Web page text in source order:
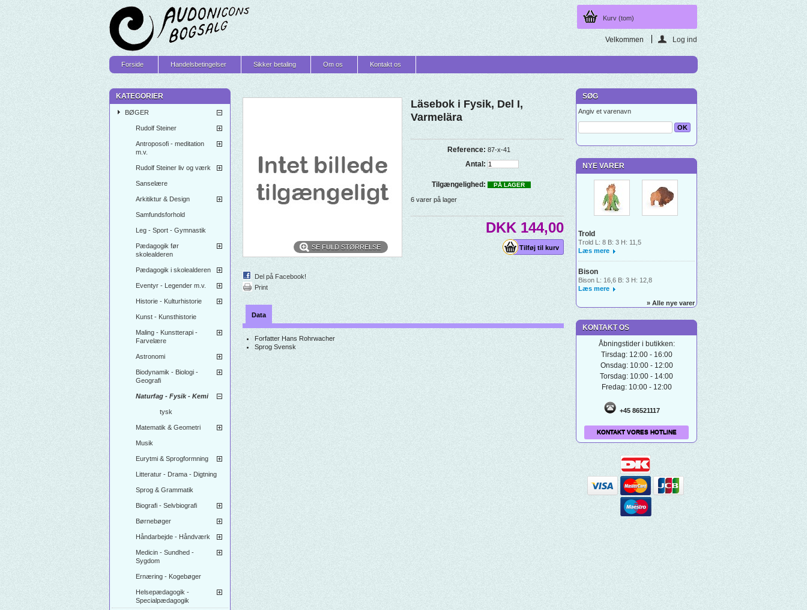
Kurv (tom)
Velkommen Log ind
Forside Handelsbetingelser Sikker betaling Om os Kontakt os
KATEGORIER
BØGER
Rudolf Steiner
Antroposofi - meditation
m.v.
Rudolf Steiner liv og værk
Sanselære
Arkitiktur & Design
Samfundsforhold
Leg - Sport - Gymnastik
Pædagogik før
skolealderen
Pædagogik i skolealderen
Eventyr - Legender m.v.
Historie - Kulturhistorie
Kunst - Kunsthistorie
Maling - Kunstterapi -
Farvelære
Astronomi
Biodynamik - Biologi -
Geografi
Naturfag - Fysik - Kemi
tysk
Matematik & Geometri
Musik
Eurytmi & Sprogformning
Litteratur - Drama - Digtning
Sprog & Grammatik
Biografi - Selvbiografi
Børnebøger
Håndarbejde - Håndværk
Medicin - Sundhed -
Sygdom
Ernæring - Kogebøger
Helsepædagogik -
Specialpædagogik
SE FULD STØRRELSE
Del på Facebook!
Print
Läsebok i Fysik, Del I,
Varmelära
Reference: 87-x-41
Antal:
Tilgængelighed: PÅ LAGER
6 varer på lager
DKK 144,00
Data
Forfatter Hans Rohrwacher
Sprog Svensk
SØG
Angiv et varenavn
NYE VARER
Trold
Trold L: 8 B: 3 H: 11,5
Læs mere
Bison
Bison L: 16,6 B: 3 H: 12,8
Læs mere
» Alle nye varer
KONTAKT OS
Åbningstider i butikken:
Tirsdag: 12:00 - 16:00
Onsdag: 10:00 - 12:00
Torsdag: 10:00 - 14:00
Fredag: 10:00 - 12:00
+45 86521117
KONTAKT VORES HOTLINE